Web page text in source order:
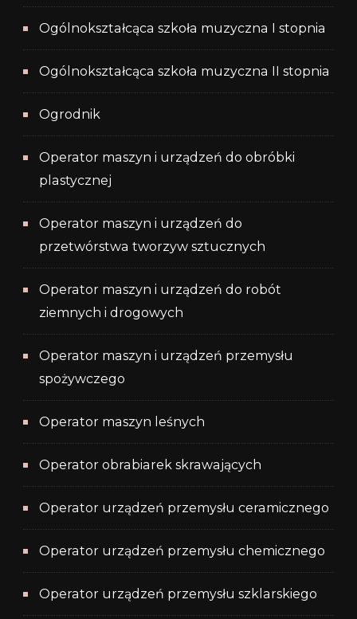
Ogólnokształcąca szkoła muzyczna I stopnia
Ogólnokształcąca szkoła muzyczna II stopnia
Ogrodnik
Operator maszyn i urządzeń do obróbki
plastycznej
Operator maszyn i urządzeń do
przetwórstwa tworzyw sztucznych
Operator maszyn i urządzeń do robót
ziemnych i drogowych
Operator maszyn i urządzeń przemysłu
spożywczego
Operator maszyn leśnych
Operator obrabiarek skrawających
Operator urządzeń przemysłu ceramicznego
Operator urządzeń przemysłu chemicznego
Operator urządzeń przemysłu szklarskiego